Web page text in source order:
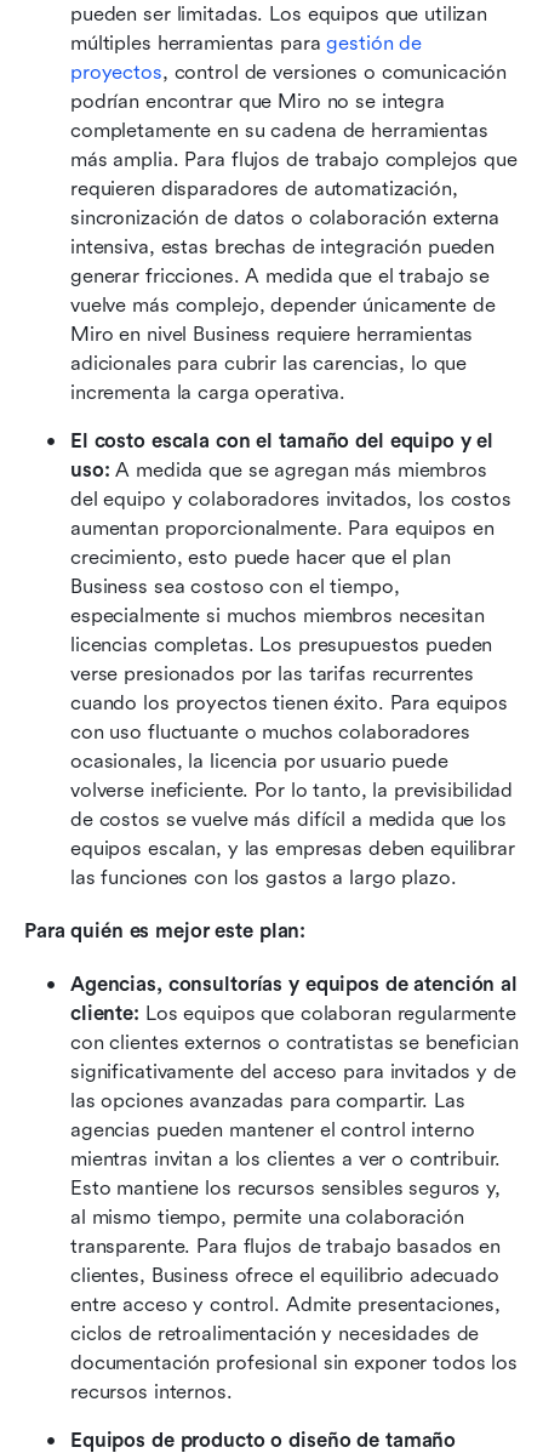
pueden ser limitadas. Los equipos que utilizan
múltiples herramientas para gestión de
proyectos, control de versiones o comunicación
podrían encontrar que Miro no se integra
completamente en su cadena de herramientas
más amplia. Para flujos de trabajo complejos que
requieren disparadores de automatización,
sincronización de datos o colaboración externa
intensiva, estas brechas de integración pueden
generar fricciones. A medida que el trabajo se
vuelve más complejo, depender únicamente de
Miro en nivel Business requiere herramientas
adicionales para cubrir las carencias, lo que
incrementa la carga operativa.
El costo escala con el tamaño del equipo y el
uso: A medida que se agregan más miembros
del equipo y colaboradores invitados, los costos
aumentan proporcionalmente. Para equipos en
crecimiento, esto puede hacer que el plan
Business sea costoso con el tiempo,
especialmente si muchos miembros necesitan
licencias completas. Los presupuestos pueden
verse presionados por las tarifas recurrentes
cuando los proyectos tienen éxito. Para equipos
con uso fluctuante o muchos colaboradores
ocasionales, la licencia por usuario puede
volverse ineficiente. Por lo tanto, la previsibilidad
de costos se vuelve más difícil a medida que los
equipos escalan, y las empresas deben equilibrar
las funciones con los gastos a largo plazo.
Para quién es mejor este plan:
Agencias, consultorías y equipos de atención al
cliente: Los equipos que colaboran regularmente
con clientes externos o contratistas se benefician
significativamente del acceso para invitados y de
las opciones avanzadas para compartir. Las
agencias pueden mantener el control interno
mientras invitan a los clientes a ver o contribuir.
Esto mantiene los recursos sensibles seguros y,
al mismo tiempo, permite una colaboración
transparente. Para flujos de trabajo basados en
clientes, Business ofrece el equilibrio adecuado
entre acceso y control. Admite presentaciones,
ciclos de retroalimentación y necesidades de
documentación profesional sin exponer todos los
recursos internos.
Equipos de producto o diseño de tamaño